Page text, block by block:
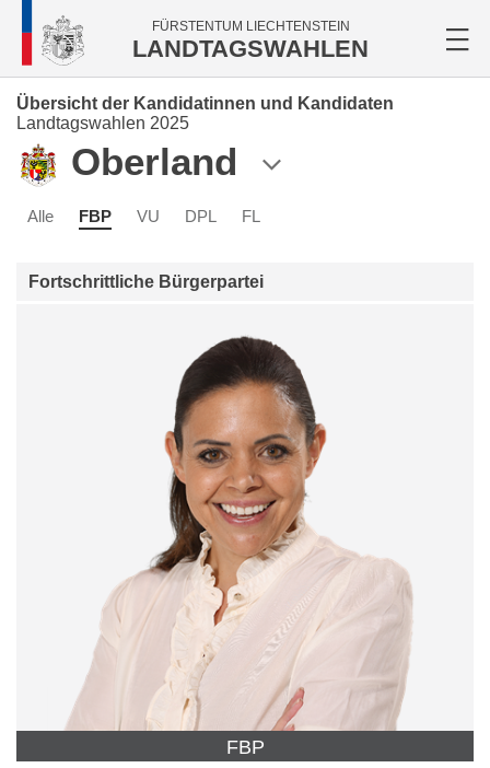
FÜRSTENTUM LIECHTENSTEIN
LANDTAGSWAHLEN
Übersicht der Kandidatinnen und Kandidaten
Landtagswahlen 2025
Oberland
Alle FBP VU DPL FL
Fortschrittliche Bürgerpartei
FBP